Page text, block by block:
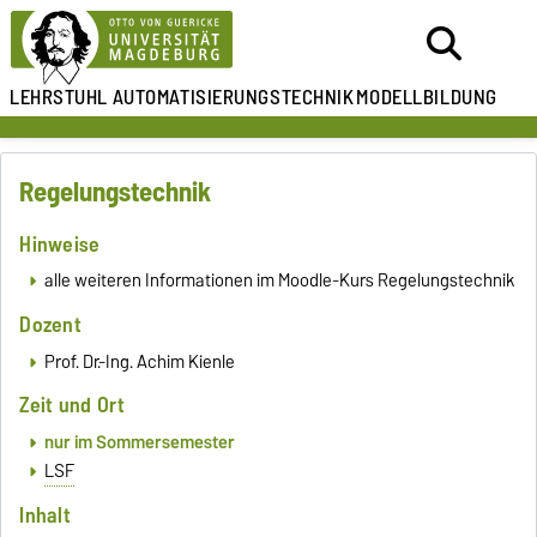
LEHRSTUHLAUTOMATISIERUNGSTECHNIKMODELLBILDUNG
Regelungstechnik
Hinweise
alle weiteren Informationen im Moodle-Kurs Regelungstechnik
Dozent
Prof. Dr.-Ing. Achim Kienle
Zeit und Ort
nur im Sommersemester
LSF
Inhalt